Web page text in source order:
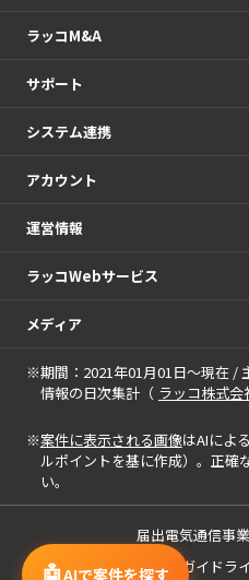
AIで案件を探す
ラッコM&A
サポート
システム連携
アカウント
運営情報
ラッコWebサービス
メディア
※期間：2021年01月01日～現在 /
情報の日次集計（ ラッコ株式会
※案件に表示される画像はAIによ
ルポイントを基に作成）。正確
い。
届出電気通信事
「中小M&Aガイドラ